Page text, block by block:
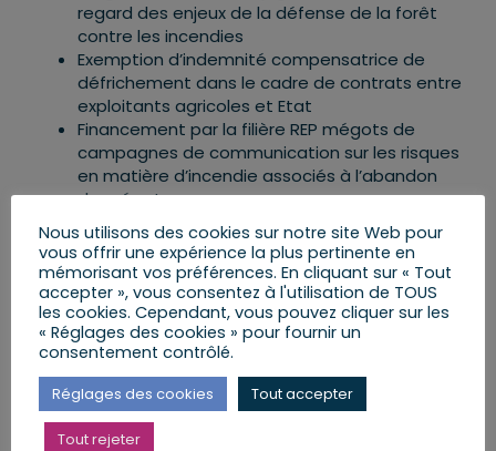
regard des enjeux de la défense de la forêt
contre les incendies
Exemption d’indemnité compensatrice de
défrichement dans le cadre de contrats entre
exploitants agricoles et Etat
Financement par la filière REP mégots de
campagnes de communication sur les risques
en matière d’incendie associés à l’abandon
de mégots
Pérennisation d’une journée annuelle, le 13
octobre, dédiée à la résilience face aux
risques naturels ou technologiques
Conditionnalité des aides publiques destinées
aux bois et forêts à des pratiques sylvicoles
et à des aménagements qui les protègent
des incendies
Le bilan des feux de forêt en 2022 et de l’action des
SDIS
Nous utilisons des cookies sur notre site Web pour
vous offrir une expérience la plus pertinente en
mémorisant vos préférences. En cliquant sur « Tout
accepter », vous consentez à l'utilisation de TOUS
les cookies. Cependant, vous pouvez cliquer sur les
« Réglages des cookies » pour fournir un
consentement contrôlé.
Réglages des cookies Tout accepter
Tout rejeter